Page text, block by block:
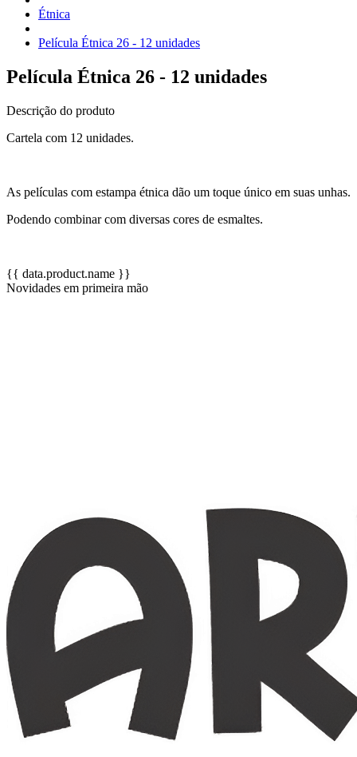
Étnica
Película Étnica 26 - 12 unidades
Película Étnica 26 - 12 unidades
Descrição do produto
Cartela com 12 unidades.
As películas com estampa étnica dão um toque único em suas unhas.
Podendo combinar com diversas cores de esmaltes.
{{ data.product.name }}
Novidades em primeira mão